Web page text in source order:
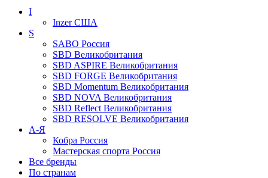
I
InzerСША
S
SABO Россия
SBD Великобритания
SBD ASPIRE Великобритания
SBD FORGE Великобритания
SBD Momentum Великобритания
SBD NOVA Великобритания
SBD Reflect Великобритания
SBD RESOLVE Великобритания
А-Я
Кобра Россия
Мастерская спорта Россия
Все бренды
По странам